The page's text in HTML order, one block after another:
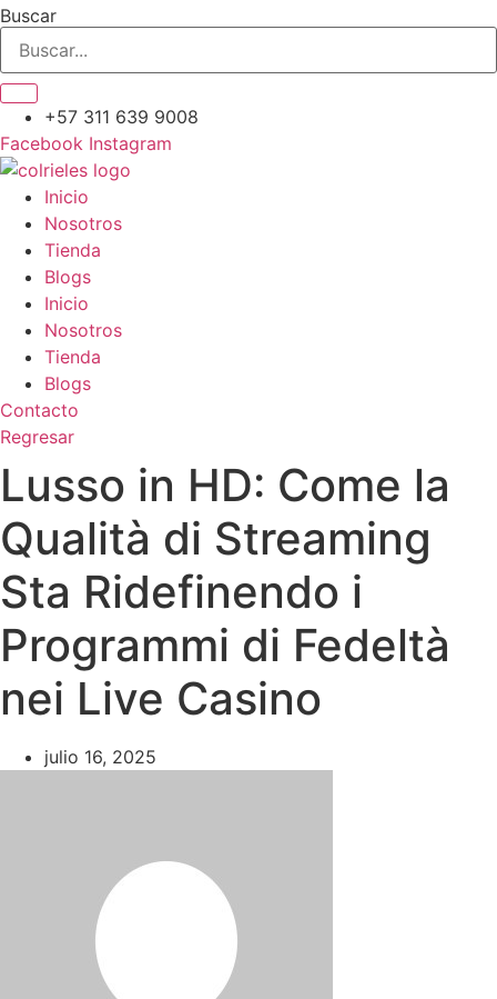
Ir
contenido
Buscar
+57 311 639 9008​
Facebook Instagram
Inicio
Nosotros
Tienda
Blogs
Inicio
Nosotros
Tienda
Blogs
Contacto
Regresar
Lusso in HD: Come la
Qualità di Streaming
Sta Ridefinendo i
Programmi di Fedeltà
nei Live Casino
julio 16, 2025